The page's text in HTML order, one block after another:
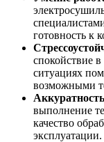
готовность к
спокойствие
ситуациях
возможными
выполнение
качество
эксплуатации.